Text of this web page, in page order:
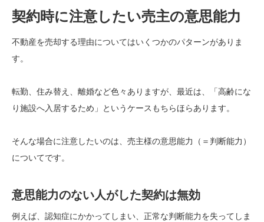
契約時に注意したい売主の意思能力
不動産を売却する理由についてはいくつかのパターンがありま
す。
転勤、住み替え、離婚など色々ありますが、最近は、「高齢にな
り施設へ入居するため」というケースもちらほらあります。
そんな場合に注意したいのは、売主様の意思能力（＝判断能力）
についてです。
意思能力のない人がした契約は無効
例えば、認知症にかかってしまい、正常な判断能力を失ってしま